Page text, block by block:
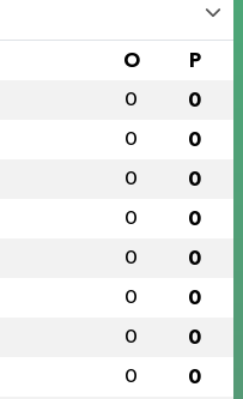
O P
0 0
0 0
0 0
0 0
0 0
0 0
0 0
0 0